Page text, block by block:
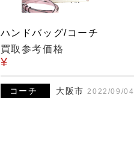
ハンドバッグ/コーチ
買取参考価格
¥
コーチ 大阪市 2022/09/04